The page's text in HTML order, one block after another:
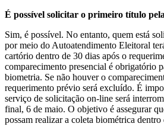
É possível solicitar o primeiro título
Sim, é possível. No entanto, quem está
por meio do Autoatendimento Eleitoral
cartório dentro de 30 dias após o
comparecimento presencial é obrigatório
biometria. Se não houver o
requerimento prévio será excluído. É
serviço de solicitação on-line será
final, 6 de maio. O objetivo é assegurar
possam realizar a coleta biométrica